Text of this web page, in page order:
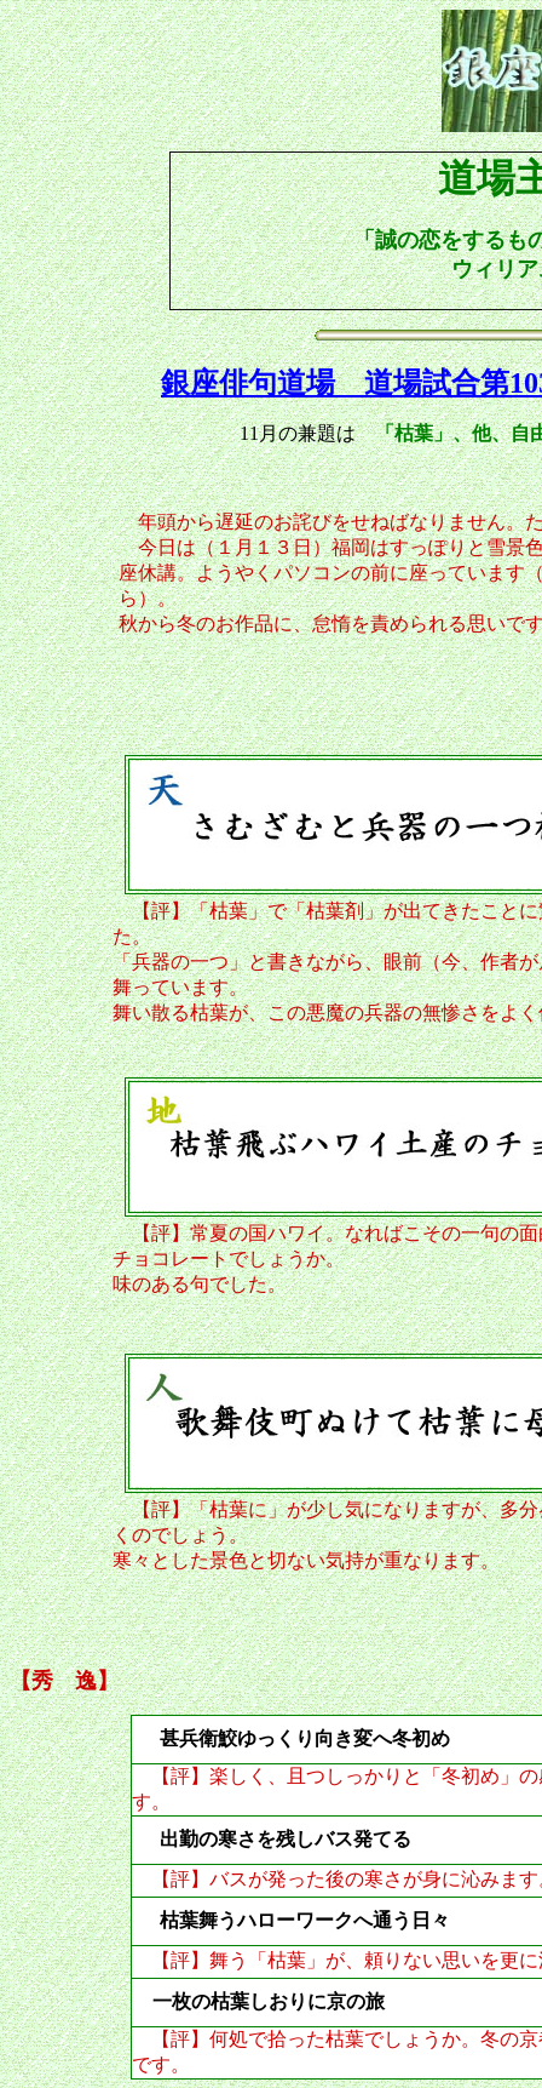
道場
「誠の恋をするも
ウィリ
銀座俳句道場 道場試合第
11月の兼題は「枯葉」、他、自
年頭から遅延のお詫びをせねばなりません。
今日は（１月１３日）福岡はすっぽりと雪景
座休講。ようやくパソコンの前に座っています
ら）。
秋から冬のお作品に、怠惰を責められる思いで
谷
【評】「枯葉」で「枯葉剤」が出てきたことに
た。
「兵器の一つ」と書きながら、眼前（今、作者
舞っています。
舞い散る枯葉が、この悪魔の兵器の無惨さをよ
【評】常夏の国ハワイ。なればこその一句の面
チョコレートでしょうか。
味のある句でした。
【評】「枯葉に」が少し気になりますが、多分
くのでしょう。
寒々とした景色と切ない気持が重なります。
【秀 逸】
甚兵衛鮫ゆっくり向き変
【評】楽しく、且つしっかりと「冬初め」
す。
出勤の寒さを残しバス
【評】バスが発った後の寒さが身に沁みま
枯葉舞うハローワークへ
【評】舞う「枯葉」が、頼りない思いを更
一枚の枯葉しおりに
【評】何処で拾った枯葉でしょうか。冬の
です。